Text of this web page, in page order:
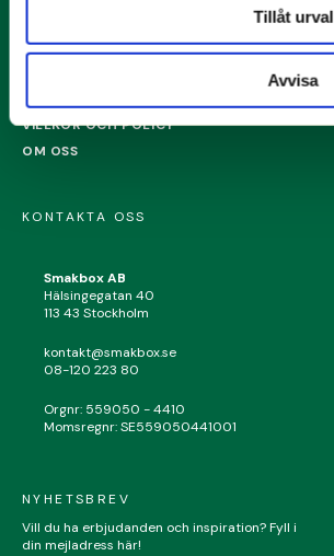
Tillåt urval
Avvisa
KONTAKTA OSS
Smakbox AB
Hälsingegatan 40
113 43 Stockholm
kontakt@smakbox.se
08-120 223 80
Orgnr: 559050 - 4410
Momsregnr: SE559050441001
VILLKOR OCH POLICY
OM OSS
NYHETSBREV
Vill du ha erbjudanden och inspiration? Fyll i
din mejladress här!